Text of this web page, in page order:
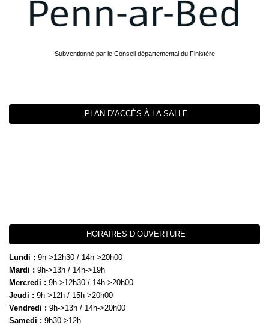
Subventionné par le Conseil départemental du Finistère
PLAN D’ACCÈS À LA SALLE
HORAIRES D’OUVERTURE
Lundi : 9h->12h30 / 14h->20h00
Mardi : 9h->13h / 14h->19h
Mercredi : 9h->12h30 / 14h->20h00
Jeudi : 9h->12h / 15h->20h00
Vendredi : 9h->13h / 14h->20h00
Samedi : 9h30->12h